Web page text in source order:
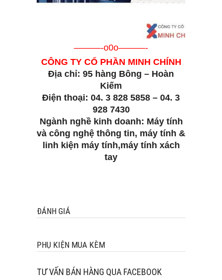
———-o0o———-
CÔNG TY CỔ PHẦN MINH CHÍNH
Địa chỉ: 95 hàng Bông – Hoàn
Kiếm
Điện thoại: 04. 3 828 5858 – 04. 3
928 7430
Ngành nghề kinh doanh: Máy tính
và công nghệ thông tin, máy tính &
linh kiện máy tính,máy tính xách
tay
ĐÁNH GIÁ
PHỤ KIỆN MUA KÈM
TƯ VẤN BÁN HÀNG QUA FACEBOOK